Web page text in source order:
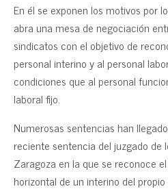
En él se exponen los motivos por
abra una mesa de negociación
sindicatos con el objetivo de
personal interino y al personal
condiciones que al personal
laboral fijo.
Numerosas sentencias han
reciente sentencia del juzgado de
Zaragoza en la que se reconoce
horizontal de un interino del